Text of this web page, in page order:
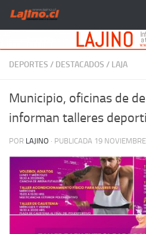
Saltar al contenido
DEPORTES / DESTACADOS / LAJA
Municipio, oficinas de
informan talleres
POR LAJINO · PUBLICADA 19